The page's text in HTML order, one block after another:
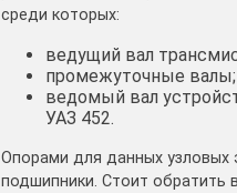
среди которых:
ведущий вал
промежуточные валы;
ведомый вал
УАЗ 452.
Опорами для данных узловых
подшипники. Стоит обратить